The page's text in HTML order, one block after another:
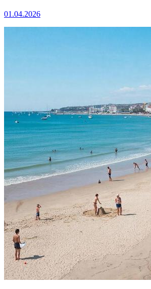
01.04.2026